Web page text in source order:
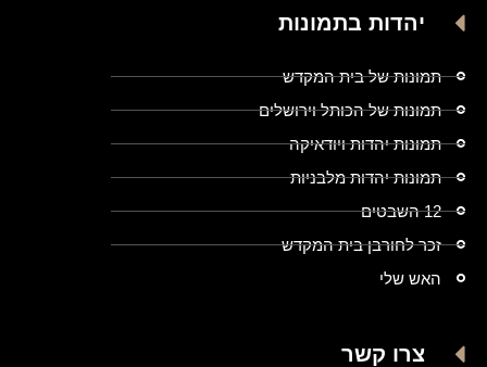
יהדות בתמונות
תמונות של בית המקדש
תמונות של הכותל וירושלים
תמונות יהדות ויודאיקה
תמונות יהדות מלבניות
12 השבטים
זכר לחורבן בית המקדש
האש שלי
צרו קשר